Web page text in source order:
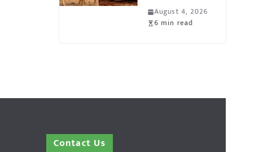
August 4, 2026
6 min read
Contact Us